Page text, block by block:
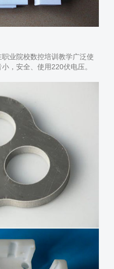
业院校数控培训教学广泛使
，安全、使用220伏电压。